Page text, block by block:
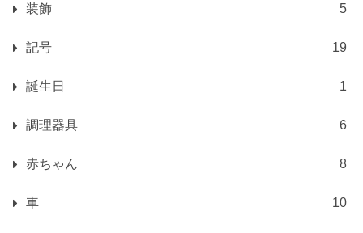
装飾 5
記号 19
誕生日 1
調理器具 6
赤ちゃん 8
車 10